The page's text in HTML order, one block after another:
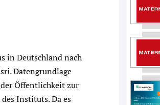
in Deutschland nach
Datengrundlage
Öffentlichkeit zur
Instituts. Da es